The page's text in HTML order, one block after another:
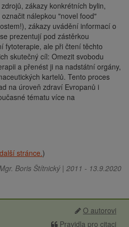
zákazy konkrétních bylin,
nálepkou "novel food"
zákazy uvádění informací o
prezentují pod zástěrkou
fytoterapie, ale při čtení těchto
skutečný cíl: Omezit svobodu
a přenést ji na nadstátní orgány,
kartelů. Tento proces
na úroveň zdraví Evropanů i
tématu více na
stránce.)
Boris Štítnický | 2011 - 13.9.2020
O autorovi
Pravidla pro citaci